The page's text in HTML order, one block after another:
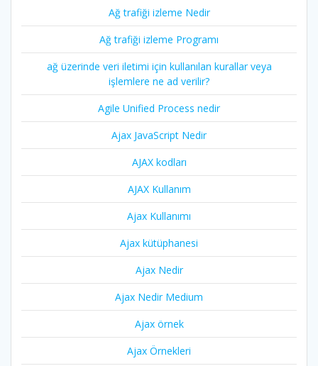
Ağ trafiği izleme Nedir
Ağ trafiği izleme Programı
ağ üzerinde veri iletimi için kullanılan kurallar veya
işlemlere ne ad verilir?
Agile Unified Process nedir
Ajax JavaScript Nedir
AJAX kodları
AJAX Kullanım
Ajax Kullanımı
Ajax kütüphanesi
Ajax Nedir
Ajax Nedir Medium
Ajax örnek
Ajax Örnekleri